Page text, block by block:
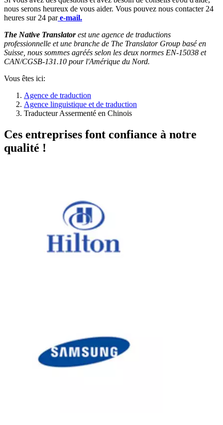
nous serons heureux de vous aider. Vous pouvez nous contacter 24
heures sur 24 pare-mail.
The Native Translatorest une agence de traductions
professionnelle et une branche de The Translator Group basé en
Suisse, nous sommes agréés selon les deux normes EN-15038 et
CAN/CGSB-131.10 pour l'Amérique du Nord.
Vous êtes ici:
Agence de traduction
Agence linguistique et de traduction
Traducteur Assermenté en Chinois
Ces entreprises font confiance à notre
qualité !